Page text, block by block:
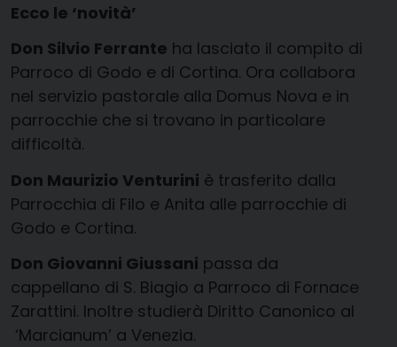
Ecco le ‘novità’
Don Silvio Ferrante ha lasciato il compito di
Parroco di Godo e di Cortina. Ora collabora
nel servizio pastorale alla Domus Nova e in
parrocchie che si trovano in particolare
difficoltà.
Don Maurizio Venturini è trasferito dalla
Parrocchia di Filo e Anita alle parrocchie di
Godo e Cortina.
Don Giovanni Giussani passa da
cappellano di S. Biagio a Parroco di Fornace
Zarattini. Inoltre studierà Diritto Canonico al
‘Marcianum’ a Venezia.